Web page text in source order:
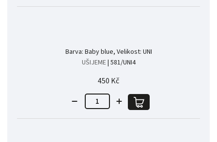
Barva: Baby blue, Velikost: UNI
UŠIJEME| 581/UNI4
450 Kč